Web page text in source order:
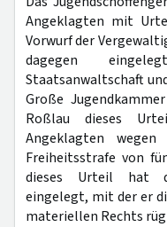
Angeklagten mit
Vorwurf der
dagegen
Staatsanwaltschaft
Große
Roßlau dieses
Angeklagten
Freiheitsstrafe von
dieses Urteil hat
eingelegt, mit der er
materiellen Rechts